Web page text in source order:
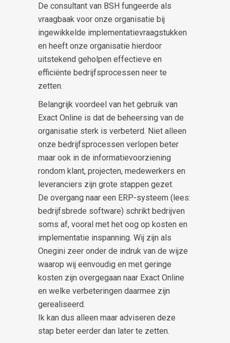
De consultant van BSH fungeerde als
vraagbaak voor onze organisatie bij
ingewikkelde implementatievraagstukken
en heeft onze organisatie hierdoor
uitstekend geholpen effectieve en
efficiënte bedrijfsprocessen neer te
zetten.
Belangrijk voordeel van het gebruik van
Exact Online is dat de beheersing van de
organisatie sterk is verbeterd. Niet alleen
onze bedrijfsprocessen verlopen beter
maar ook in de informatievoorziening
rondom klant, projecten, medewerkers en
leveranciers zijn grote stappen gezet.
De overgang naar een ERP-systeem (lees:
bedrijfsbrede software) schrikt bedrijven
soms af, vooral met het oog op kosten en
implementatie inspanning. Wij zijn als
Onegini zeer onder de indruk van de wijze
waarop wij eenvoudig en met geringe
kosten zijn overgegaan naar Exact Online
en welke verbeteringen daarmee zijn
gerealiseerd.
Ik kan dus alleen maar adviseren deze
stap beter eerder dan later te zetten.